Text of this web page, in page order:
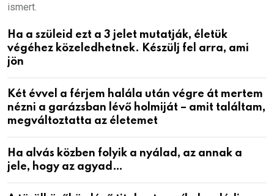
ismert.
Ha a szüleid ezt a 3 jelet mutatják, életük
végéhez közeledhetnek. Készülj fel arra, ami
jön
Két évvel a férjem halála után végre át mertem
nézni a garázsban lévő holmiját – amit találtam,
megváltoztatta az életemet
Ha alvás közben folyik a nyálad, az annak a
jele, hogy az agyad…